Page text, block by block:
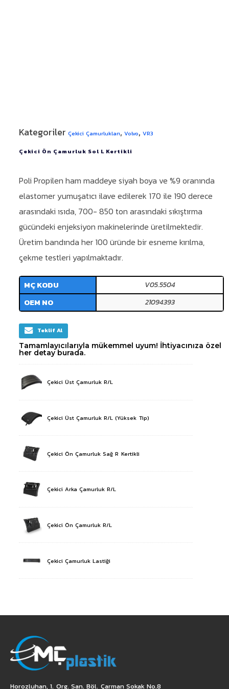
Kategoriler Çekici Çamurlukları,Volvo,VR3
Çekici Ön Çamurluk Sol L Kertikli
Poli Propilen ham maddeye siyah boya ve %9 oranında
elastomer yumuşatıcı ilave edilerek 170 ile 190 derece
arasındaki ısıda, 700- 850 ton arasındaki sıkıştırma
gücündeki enjeksiyon makinelerinde üretilmektedir.
Üretim bandında her 100 üründe bir esneme kırılma,
çekme testleri yapılmaktadır.
MÇ KODU V05.5504
OEM NO 21094393
Teklif Al
Tamamlayıcılarıyla mükemmel uyum! İhtiyacınıza özel
her detay burada.
Çekici Üst Çamurluk R/L
Çekici Üst Çamurluk R/L (Yüksek Tip)
Çekici Ön Çamurluk Sağ R Kertikli
Çekici Arka Çamurluk R/L
Çekici Ön Çamurluk R/L
Çekici Çamurluk Lastiği
Horozluhan, 1. Org. San. Böl. Çarman Sokak No.8